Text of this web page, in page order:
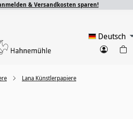
& Versandkosten sparen!
Deutsch
Lana Künstlerpapiere